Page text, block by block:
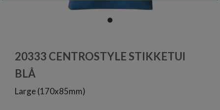
item
of
1
20333 CENTROSTYLE STIKKETUI
BLÅ
Large (170x85mm)